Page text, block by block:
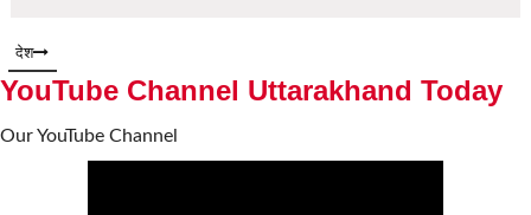
देश
YouTube Channel Uttarakhand Today
Our YouTube Channel